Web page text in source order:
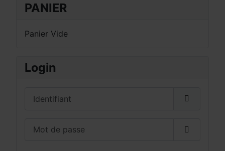
PANIER
Panier Vide
Login